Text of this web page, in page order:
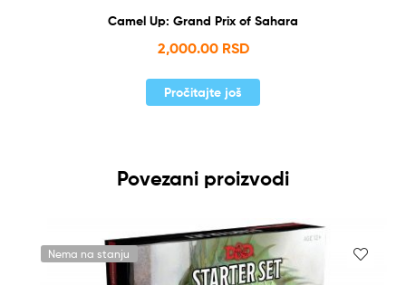
Camel Up: Grand Prix of Sahara
2,000.00 RSD
Pročitajte još
Povezani proizvodi
Nema na stanju